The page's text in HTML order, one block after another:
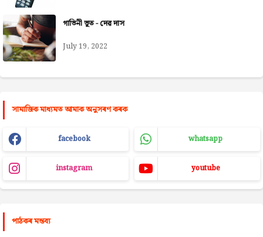
গাভিনী ভূত - দেৱ দাস
July 19, 2022
সামাজিক মাধ্যমত আমাক অনুসৰণ কৰক
facebook whatsapp
instagram youtube
পাঠকৰ মন্তব্য